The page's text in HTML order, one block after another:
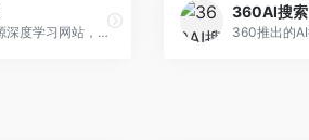
免费开源深度学习网站，专注于实用AI教学。面向开发者，提供免费深度学习课程、实战项目、代码库等资源，学习门槛低。
360AI搜索